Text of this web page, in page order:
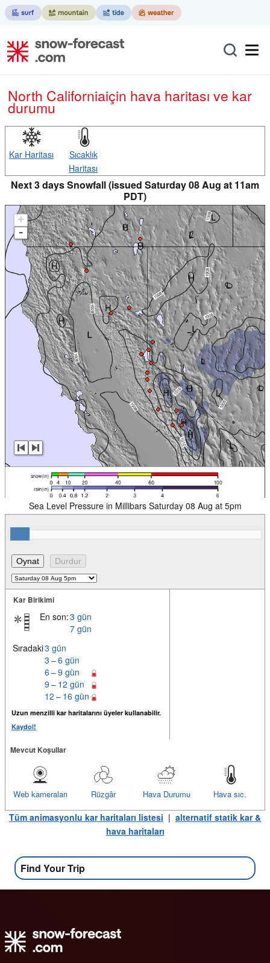
North Californiaiçin hava haritası ve kar
durumu
Kar Haritası
Sıcaklık
Haritası
Next 3 days Snowfall (issued Saturday 08 Aug at 11am
PDT)
+
-
Sea Level Pressure in Millibars Saturday 08 Aug at 5pm
Kar Birikimi
En son:3 gün
7 gün
Sıradaki3 gün
3 – 6 gün
6 – 9 gün
9 – 12 gün
12 – 16 gün
Uzun menzilli kar haritalarını üyeler kullanabilir.
Kaydol!
Mevcut Koşullar
Hava sıc.
Hava Durumu
Rüzgâr
Web kameraları
Tüm animasyonlu kar haritaları listesi | alternatif statik kar &
hava haritaları
Find Your Trip